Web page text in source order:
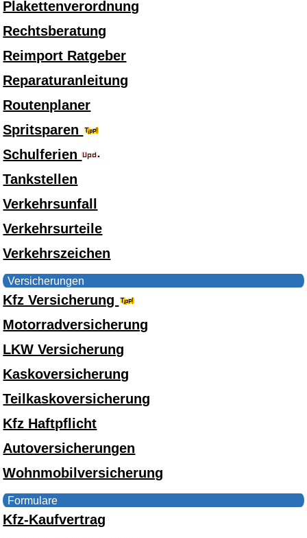
Plakettenverordnung
Rechtsberatung
Reimport Ratgeber
Reparaturanleitung
Routenplaner
Spritsparen
Schulferien
Tankstellen
Verkehrsunfall
Verkehrsurteile
Verkehrszeichen
Versicherungen
Kfz Versicherung
Motorradversicherung
LKW Versicherung
Kaskoversicherung
Teilkaskoversicherung
Kfz Haftpflicht
Autoversicherungen
Wohnmobilversicherung
Formulare
Kfz-Kaufvertrag